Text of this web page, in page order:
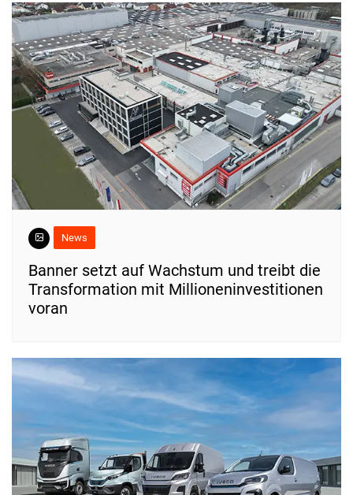
News
Banner setzt auf Wachstum und treibt die
Transformation mit Millioneninvestitionen
voran